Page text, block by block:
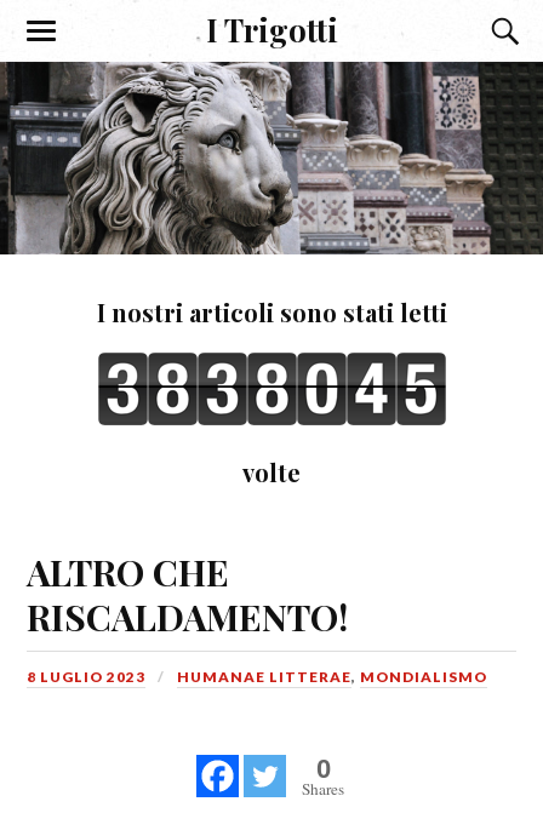
I Trigotti
I nostri articoli sono stati letti
volte
ALTRO CHE
RISCALDAMENTO!
8 LUGLIO 2023 HUMANAE LITTERAE, MONDIALISMO
0
Shares